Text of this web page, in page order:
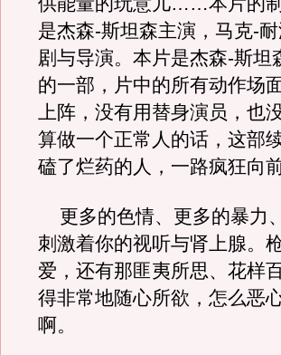
是杰森-斯坦森主演，马克-
剧与导演。本片是杰森-斯
的一部，片中的所有动作场
上阵，没有用替身演员，也
算做一个正常人的话，这部
磕了烂药的人，一路疯狂向
更多的色情、更多的暴力
刺激着你的视听与肾上腺。
爱，还有那匪夷所思、花样
得非常地随心所欲，怎么恶
啊。